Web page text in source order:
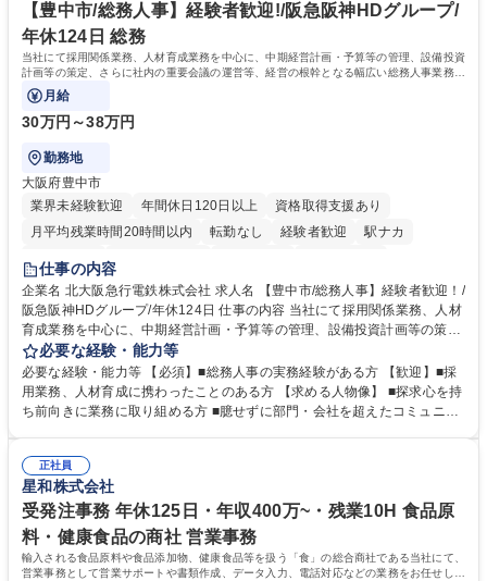
寧な指導体制が整っているため、安心してお仕事をスタートしていただけ
ます。 学歴・資格 学歴：大学院 大学 高専 短大 専修学校 高校 語学力：
資格：
【豊中市/総務人事】経験者歓迎!/阪急阪神HDグループ/
年休124日 総務
当社にて採用関係業務、人材育成業務を中心に、中期経営計画・予算等の管理、設備投資
計画等の策定、さらに社内の重要会議の運営等、経営の根幹となる幅広い総務人事業務全
般を担当していただきます。
月給
30万円～38万円
勤務地
大阪府豊中市
業界未経験歓迎
年間休日120日以上
資格取得支援あり
月平均残業時間20時間以内
転勤なし 経験者歓迎
駅ナカ
退職金あり
土日祝休み
服装自由 昼食補助あり 食事補助あり
仕事の内容
企業名 北大阪急行電鉄株式会社 求人名 【豊中市/総務人事】経験者歓迎！/
阪急阪神HDグループ/年休124日 仕事の内容 当社にて採用関係業務、人材
育成業務を中心に、中期経営計画・予算等の管理、設備投資計画等の策
定、さらに社内の重要会議の運営等、経営の根幹となる幅広い総務人事業
務全般を担当していただきます。 【主な業務内容】 ■採用関係業務および
人材育成(社員研修)業務の推進 ■中期経営計画および予算等の管理 ■設備
投資計画等の策定 ■社内の重要会議の運営 ■その他総務人事業務全般 【入
務人事】経験者歓迎！/阪急阪神HDグループ/年休124日
必要な経験・能力等
必要な経験・能力等 【必須】■総務人事の実務経験がある方 【歓迎】■採
用業務、人材育成に携わったことのある方 【求める人物像】 ■探求心を持
ち前向きに業務に取り組める方 ■臆せずに部門・会社を超えたコミュニケ
囲のメンバーと協調しつつ主体性を持って能動的に業務を推進できる方 学
歴・資格 学歴：大学院 大学 高専 短大 専修学校 高校 語学力： 資格：
正社員
星和株式会社
受発注事務 年休125日・年収400万~・残業10H 食品原
料・健康食品の商社 営業事務
輸入される食品原料や食品添加物、健康食品等を扱う「食」の総合商社である当社にて、
営業事務として営業サポートや書類作成、データ入力、電話対応などの業務をお任せしま